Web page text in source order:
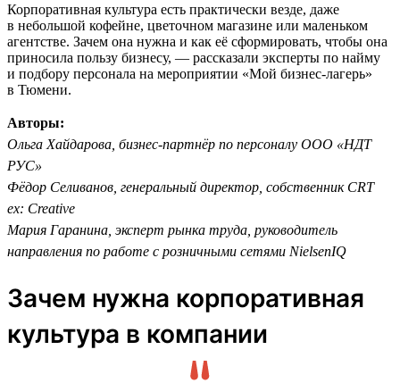
Корпоративная культура есть практически везде, даже
в небольшой кофейне, цветочном магазине или маленьком
агентстве. Зачем она нужна и как её сформировать, чтобы она
приносила пользу бизнесу, — рассказали эксперты по найму
и подбору персонала на мероприятии «Мой бизнес-лагерь»
в Тюмени.
Авторы:
Ольга Хайдарова, бизнес-партнёр по персоналу ООО «НДТ
РУС»
Фёдор Селиванов, генеральный директор, собственник CRT
ex: Creative
Мария Гаранина, эксперт рынка труда, руководитель
направления по работе с розничными сетями NielsenIQ
Зачем нужна корпоративная
культура в компании